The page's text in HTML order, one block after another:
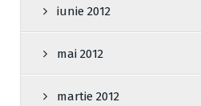
iunie 2012
mai 2012
martie 2012